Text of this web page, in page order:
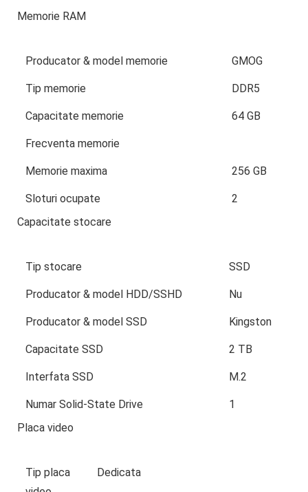
Memorie RAM
Producator & model memorie GMOG
Tip memorie DDR5
Capacitate memorie 64 GB
Frecventa memorie
Memorie maxima 256 GB
Sloturi ocupate
2
Capacitate stocare
Tip stocare SSD
Producator & model HDD/SSHD Nu
Producator & model SSD Kingston
Capacitate SSD 2 TB
Interfata SSD M.2
Numar Solid-State Drive
1
Placa video
Tip placa
Dedicata